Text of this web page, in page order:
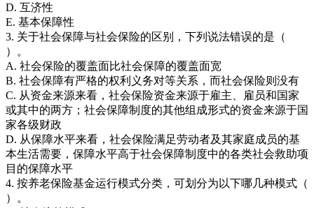
D. 互济性
E. 基本保障性
3. 关于社会保障与社会保险的区别，下列说法错误的是（
）。
A. 社会保险的覆盖面比社会保障的覆盖面宽
B. 社会保障有严格的权利义务对等关系，而社会保险则没有
C. 从资金来源来看，社会保险资金来源于雇主、雇员和国家
或其中的两方；社会保障制度的其他组成形式的资金来源于国
家各级财政
D. 从保障水平来看，社会保险满足劳动者及其家庭成员的基
本生活需要，保障水平高于社会保障制度中的各类社会救助项
目的保障水平
4. 按养老保险基金运行模式分类，可划分为以下哪几种模式（
）。